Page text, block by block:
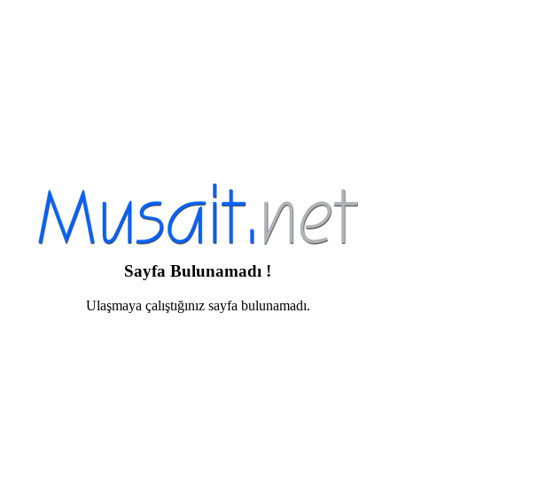
Sayfa Bulunamadı !
Ulaşmaya çalıştığınız sayfa bulunamadı.